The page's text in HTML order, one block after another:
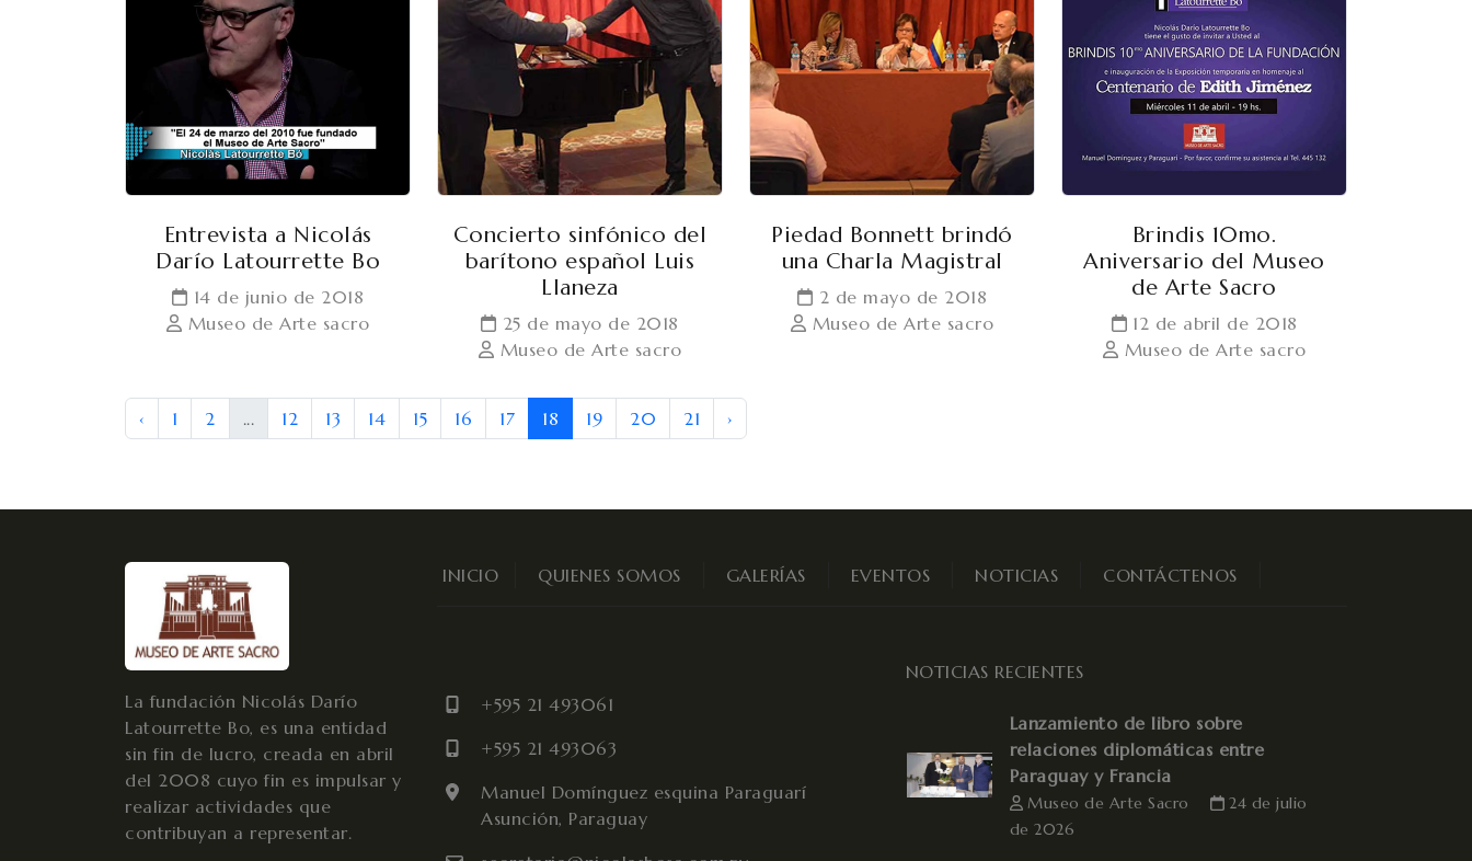
Entrevista a Nicolás
Darío Latourrette Bo
14 de junio de 2018
Museo de Arte sacro
Concierto sinfónico del
barítono español Luis
Llaneza
25 de mayo de 2018
Museo de Arte sacro
Piedad Bonnett brindó
una Charla Magistral
2 de mayo de 2018
Museo de Arte sacro
Brindis 10mo.
Aniversario del Museo
de Arte Sacro
12 de abril de 2018
Museo de Arte sacro
‹ 1 2 ... 12 13 14 15 16 17 18 19 20 21 ›
La fundación Nicolás Darío
Latourrette Bo, es una entidad
sin fin de lucro, creada en abril
del 2008 cuyo fin es impulsar y
realizar actividades que
contribuyan a representar.
INICIO QUIENES SOMOS GALERÍAS EVENTOS NOTICIAS CONTÁCTENOS
+595 21 493061
+595 21 493063
Manuel Domínguez esquina Paraguarí
Asunción, Paraguay
NOTICIAS RECIENTES
Lanzamiento de libro sobre
relaciones diplomáticas entre
Paraguay y Francia
Museo de Arte Sacro
24 de julio
de 2026